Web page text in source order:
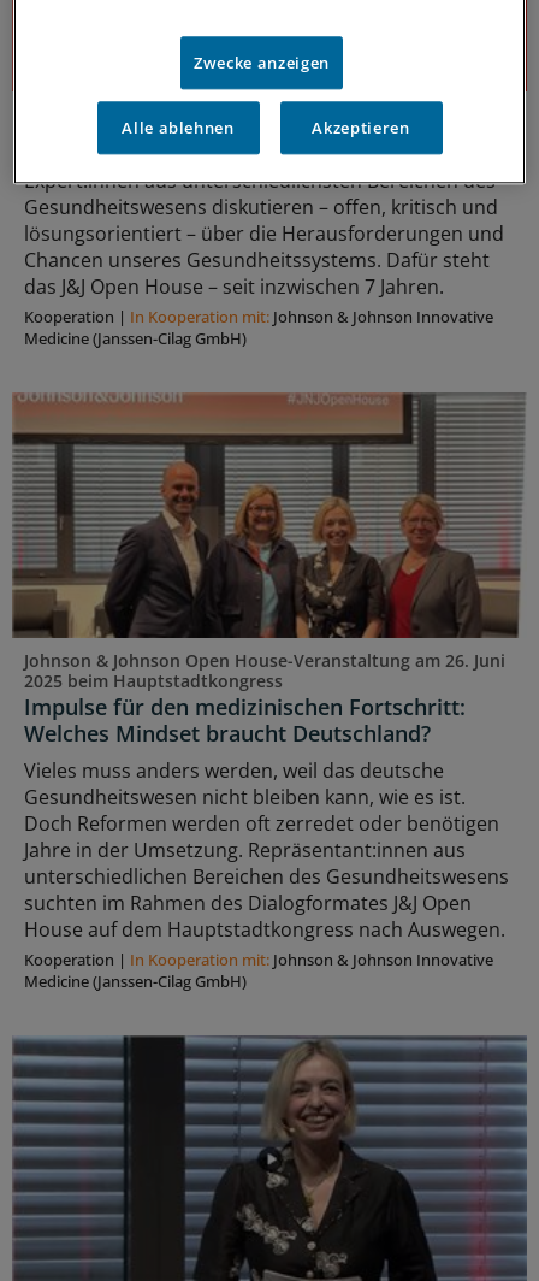
J&J Open House
Der Gesundheitsdialog
Expert:innen aus unterschiedlichsten Bereichen des
Gesundheitswesens diskutieren – offen, kritisch und
lösungsorientiert – über die Herausforderungen und
Chancen unseres Gesundheitssystems. Dafür steht
das J&J Open House – seit inzwischen 7 Jahren.
Kooperation | In Kooperation mit: Johnson & Johnson Innovative
Medicine (Janssen-Cilag GmbH)
Johnson & Johnson Open House-Veranstaltung am 26. Juni
2025 beim Hauptstadtkongress
Impulse für den medizinischen Fortschritt:
Welches Mindset braucht Deutschland?
Vieles muss anders werden, weil das deutsche
Gesundheitswesen nicht bleiben kann, wie es ist.
Doch Reformen werden oft zerredet oder benötigen
Jahre in der Umsetzung. Repräsentant:innen aus
unterschiedlichen Bereichen des Gesundheitswesens
suchten im Rahmen des Dialogformates J&J Open
House auf dem Hauptstadtkongress nach Auswegen.
Kooperation | In Kooperation mit: Johnson & Johnson Innovative
Medicine (Janssen-Cilag GmbH)
Zwecke anzeigen
Alle ablehnen Akzeptieren